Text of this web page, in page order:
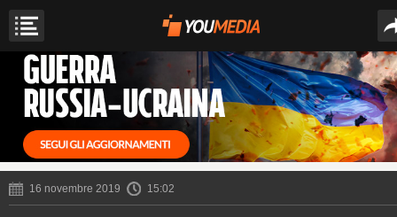
16 novembre 2019 15:02